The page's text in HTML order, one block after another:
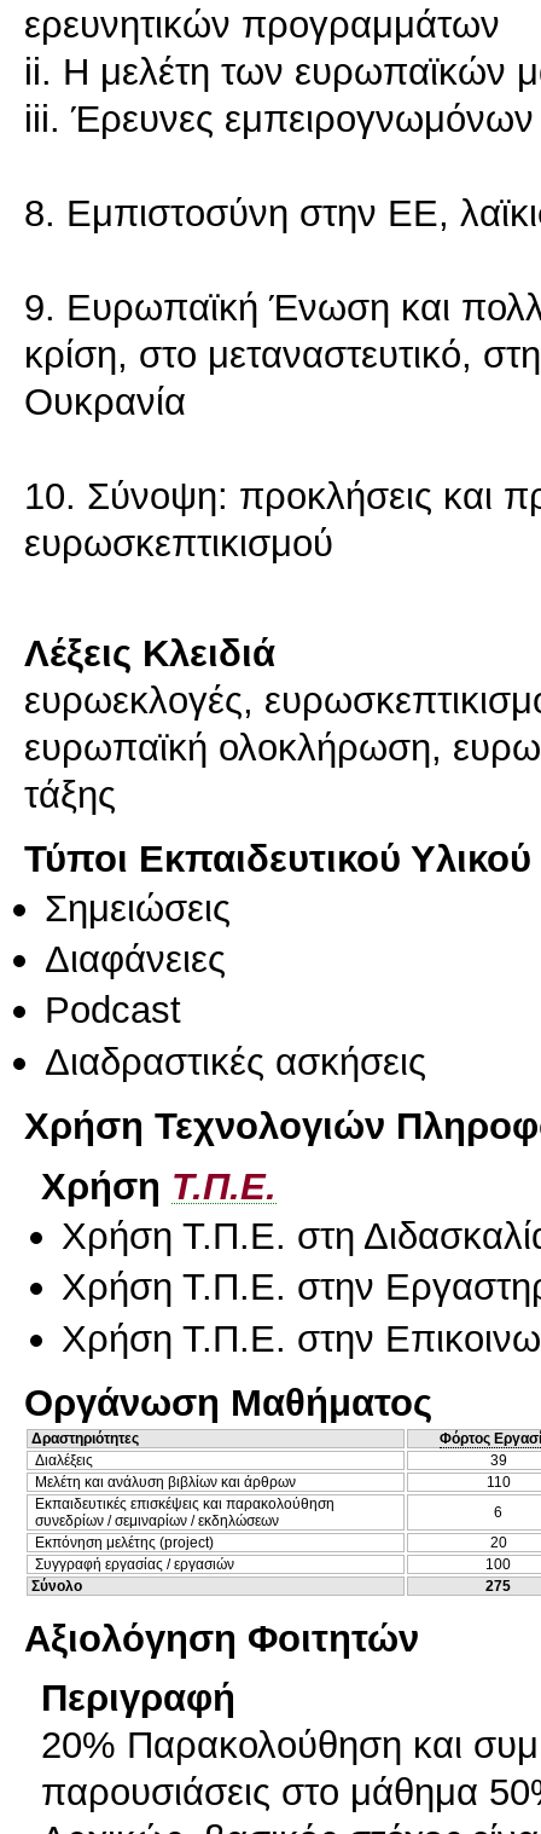
ερευνητικών προγραμμάτων
ii. Η μελέτη των ευρωπαϊκών
iii. Έρευνες εμπειρογνωμόνων
8. Εμπιστοσύνη στην ΕΕ,
9. Ευρωπαϊκή Ένωση και
κρίση, στο μεταναστευτικό,
Ουκρανία
10. Σύνοψη: προκλήσεις και
ευρωσκεπτικισμού
Λέξεις Κλειδιά
ευρωεκλογές,
ευρωπαϊκή ολοκλήρωση,
τάξης
Τύποι Εκπαιδευτικού Υλικού
Σημειώσεις
Διαφάνειες
Podcast
Διαδραστικές ασκήσεις
Χρήση Τεχνολογιών
Χρήση Τ.Π.Ε.
Χρήση Τ.Π.Ε. στη
Χρήση Τ.Π.Ε. στην
Χρήση Τ.Π.Ε. στην
Οργάνωση Μαθήματος
Δραστηριότητες
Φόρτος
Διαλέξεις
39
Μελέτη και ανάλυση βιβλίων και άρθρων
110
Εκπαιδευτικές επισκέψεις και παρακολούθηση
συνεδρίων / σεμιναρίων / εκδηλώσεων
6
Εκπόνηση μελέτης (project)
20
Συγγραφή εργασίας / εργασιών
100
Σύνολο
275
Αξιολόγηση Φοιτητών
Περιγραφή
20% Παρακολούθηση και
παρουσιάσεις στο μάθημα